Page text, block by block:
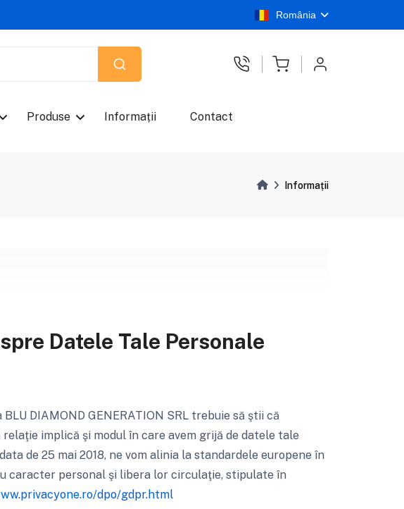
România
Produse Informații Contact
Informații
Datele Tale Personale
DIAMOND GENERATION SRL trebuie să ştii că
implică şi modul în care avem grijă de datele tale
de 25 mai 2018, ne vom alinia la standardele europene în
caracter personal şi libera lor circulaţie, stipulate în
dpo/gdpr.html